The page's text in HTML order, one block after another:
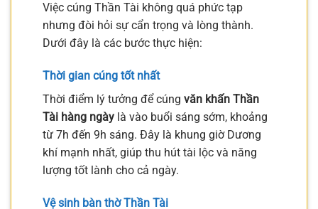
Việc cúng Thần Tài không quá phức tạp
nhưng đòi hỏi sự cẩn trọng và lòng thành.
Dưới đây là các bước thực hiện:
Thời gian cúng tốt nhất
Thời điểm lý tưởng để cúng văn khấn Thần
Tài hàng ngày là vào buổi sáng sớm, khoảng
từ 7h đến 9h sáng. Đây là khung giờ Dương
khí mạnh nhất, giúp thu hút tài lộc và năng
lượng tốt lành cho cả ngày.
Vệ sinh bàn thờ Thần Tài